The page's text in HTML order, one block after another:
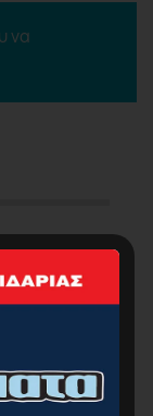
να